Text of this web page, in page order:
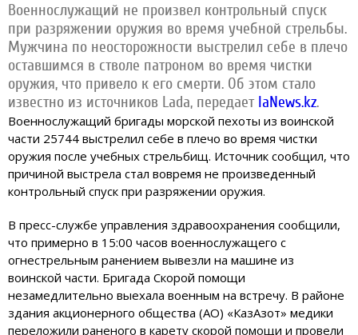
Военнослужащий не произвел контрольный спуск
при разряжении оружия во время учебной стрельбы.
Мужчина по неосторожности выстрелил себе в плечо
оставшимся в стволе патроном во время чистки
оружия, что привело к его смерти. Об этом стало
известно из источников Lada, передаетIaNews.kz.
Военнослужащий бригады морской пехоты из воинской
части 25744 выстрелил себе в плечо во время чистки
оружия после учебных стрельбищ. Источник сообщил, что
причиной выстрела стал вовремя не произведенный
контрольный спуск при разряжении оружия.
В пресс-службе управления здравоохранения сообщили,
что примерно в 15:00 часов военнослужащего с
огнестрельным ранением вывезли на машине из
воинской части. Бригада Скорой помощи
незамедлительно выехала военным на встречу. В районе
здания акционерного общества (АО) «КазАзот» медики
переложили раненого в карету скорой помощи и провели